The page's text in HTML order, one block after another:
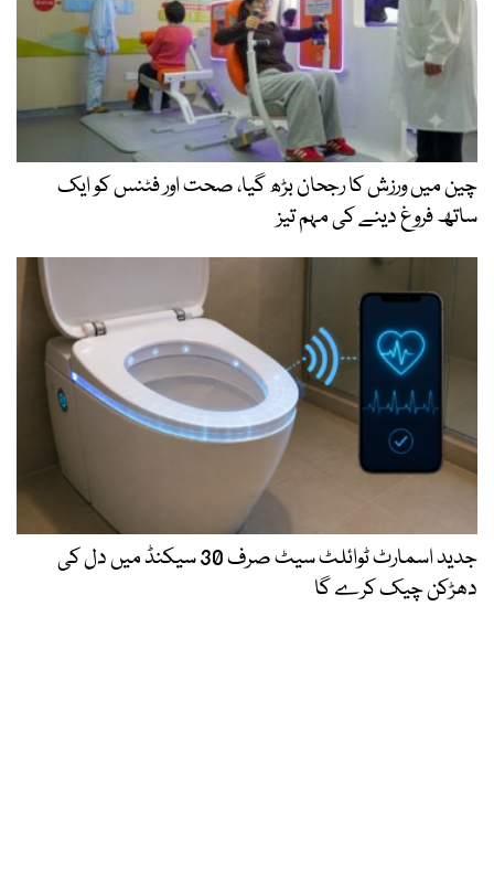
چین میں ورزش کا رجحان بڑھ گیا، صحت اور فٹنس کو ایک
ساتھ فروغ دینے کی مہم تیز
جدید اسمارٹ ٹوائلٹ سیٹ صرف 30 سیکنڈ میں دل کی
دھڑکن چیک کرے گا